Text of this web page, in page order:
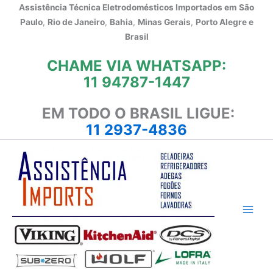
Assistência Técnica Eletrodomésticos Importados em São
Paulo, Rio de Janeiro, Bahia, Minas Gerais, Porto Alegre e
Brasil
CHAME VIA WHATSAPP:
11 94787-1447
EM TODO O BRASIL LIGUE:
11 2937-4836